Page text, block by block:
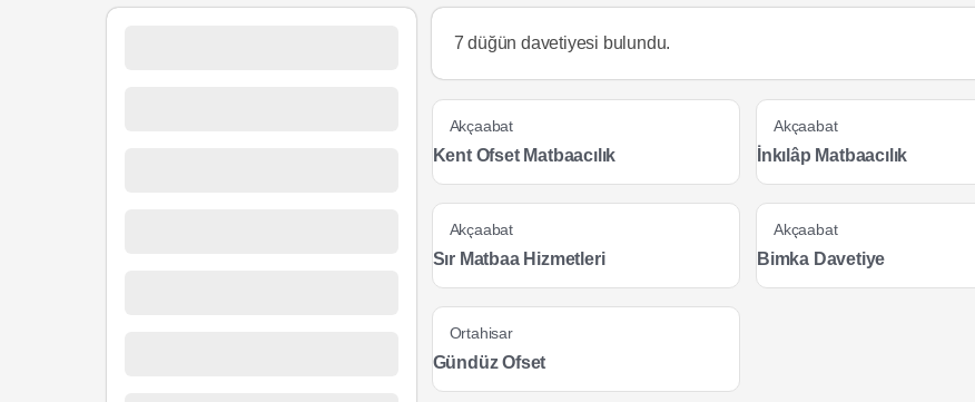
7 düğün davetiyesi bulundu.
Akçaabat
Kent Ofset Matbaacılık
Akçaabat
İnkılâp Matbaacılık
Akçaabat
Sır Matbaa Hizmetleri
Akçaabat
Bimka Davetiye
Ortahisar
Gündüz Ofset